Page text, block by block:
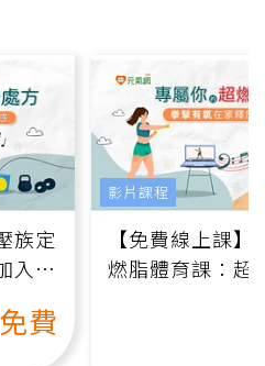
族定
入行
免費
【免費線上課
燃脂體育課：超
影片課程